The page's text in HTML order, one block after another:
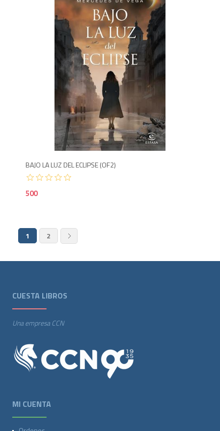
BAJO LA LUZ DEL ECLIPSE (OF2)
500
1 2
CUESTA LIBROS
Una empresa CCN
MI CUENTA